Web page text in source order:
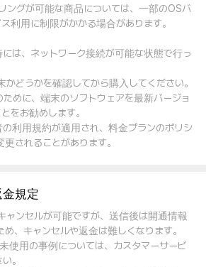
ングが可能な商品については、一部のOSバ
利用に制限がかかる場合があります。
には、ネットワーク接続が可能な状態で行っ
どうかを確認してから購入してください。
めに、端末のソフトウェアを最新バージョ
をお勧めします。
利用規約が適用され、料金プランのポリシ
されることがあります。
金規定
ャンセルが可能ですが、送信後は開通情報
、キャンセルや返金は難しくなります。
使用の事例については、カスタマーサービ
。